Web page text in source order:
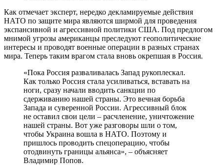
Как отмечает эксперт, нередко декламируемые действия
НАТО по защите мира являются ширмой для проведения
экспансивной и агрессивной политики США. Под предлогом
мнимой угрозы американцы преследуют геополитические
интересы и проводят военные операции в разных странах
мира. Теперь таким врагом стала вновь окрепшая в Россия.
«Пока Россия разваливалась Запад рукоплескал.
Как только Россия стала усиливаться, вставать на
ноги, сразу начали вводить санкции по
сдерживанию нашей страны. Это вечная борьба
Запада и суверенной России. Агрессивный блок
не оставил свои цели – расчленение, уничтожение
нашей страны. Вот уже разговоры шли о том,
чтобы Украина вошла в НАТО. Поэтому и
пришлось проводить спецоперацию, чтобы
отодвинуть границы альянса», – объясняет
Владимир Попов.